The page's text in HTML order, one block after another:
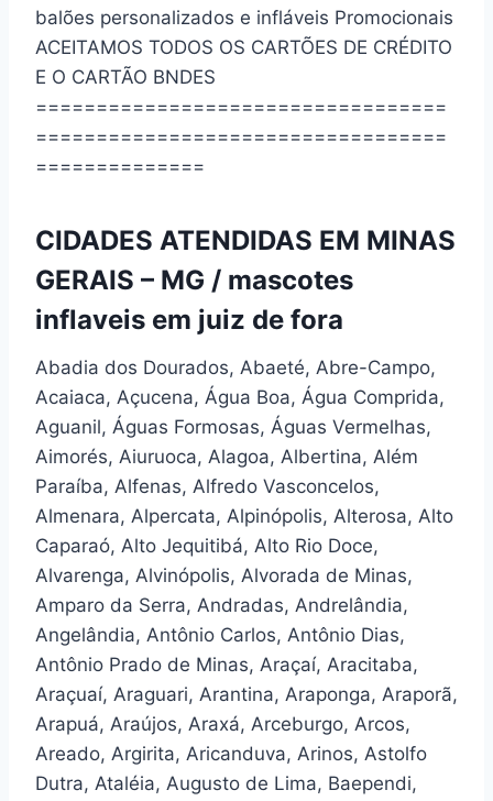
balões personalizados e infláveis Promocionais
ACEITAMOS TODOS OS CARTÕES DE CRÉDITO
E O CARTÃO BNDES
==================================
==================================
==============
CIDADES ATENDIDAS EM MINAS
GERAIS – MG / mascotes
inflaveis em juiz de fora
Abadia dos Dourados, Abaeté, Abre-Campo,
Acaiaca, Açucena, Água Boa, Água Comprida,
Aguanil, Águas Formosas, Águas Vermelhas,
Aimorés, Aiuruoca, Alagoa, Albertina, Além
Paraíba, Alfenas, Alfredo Vasconcelos,
Almenara, Alpercata, Alpinópolis, Alterosa, Alto
Caparaó, Alto Jequitibá, Alto Rio Doce,
Alvarenga, Alvinópolis, Alvorada de Minas,
Amparo da Serra, Andradas, Andrelândia,
Angelândia, Antônio Carlos, Antônio Dias,
Antônio Prado de Minas, Araçaí, Aracitaba,
Araçuaí, Araguari, Arantina, Araponga, Araporã,
Arapuá, Araújos, Araxá, Arceburgo, Arcos,
Areado, Argirita, Aricanduva, Arinos, Astolfo
Dutra, Ataléia, Augusto de Lima, Baependi,